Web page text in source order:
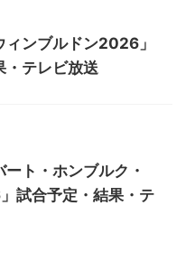
ィンブルドン2026」
・テレビ放送
ト・ホンブルク・
試合予定・結果・テ